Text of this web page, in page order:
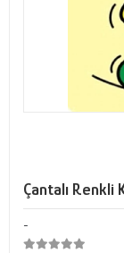
Çantalı Renkli
-